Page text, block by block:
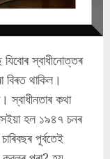
যিবোৰ স্বাধীনোত্তৰ
বিৰত থাকিল।
স্বাধীনতাৰ কথা
হল ১৯৪৭ চনৰ
পূৰ্বতেই